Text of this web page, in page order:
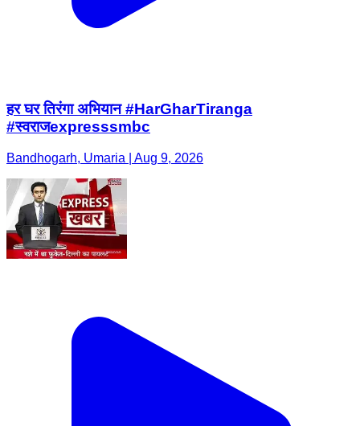
हर घर तिरंगा अभियान #HarGharTiranga
#स्वराजexpresssmbc
Bandhogarh, Umaria | Aug 9, 2026